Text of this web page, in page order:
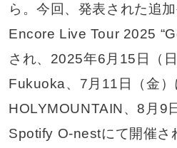
ら。今回、発表された追
Encore Live Tour 2025
され、2025年6月15日（
Fukuoka、7月11日（金
HOLYMOUNTAIN、8月9
Spotify O-nestにて開催さ